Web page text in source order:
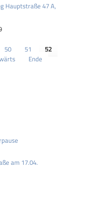
Hauptstraße 47 A,
50 51
52
Ende
am 17.04.